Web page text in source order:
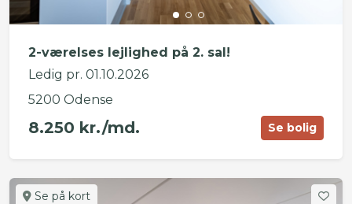
2-værelses lejlighed på 2. sal!
Ledig pr. 01.10.2026
5200 Odense
8.250 kr./md. Se bolig
Se på kort